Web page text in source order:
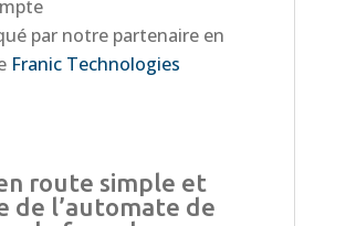
par notre partenaire en
Franic Technologies
route simple et
de l’automate de